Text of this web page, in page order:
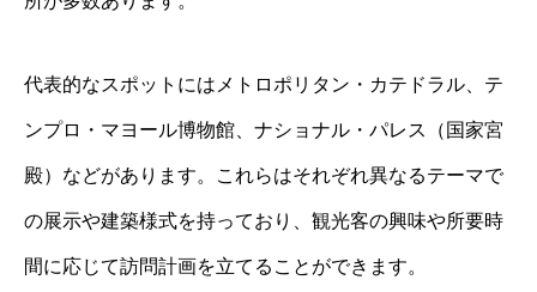
代表的なスポットにはメトロポリタン・カテドラル、テ
ンプロ・マヨール博物館、ナショナル・パレス（国家宮
殿）などがあります。これらはそれぞれ異なるテーマで
の展示や建築様式を持っており、観光客の興味や所要時
間に応じて訪問計画を立てることができます。